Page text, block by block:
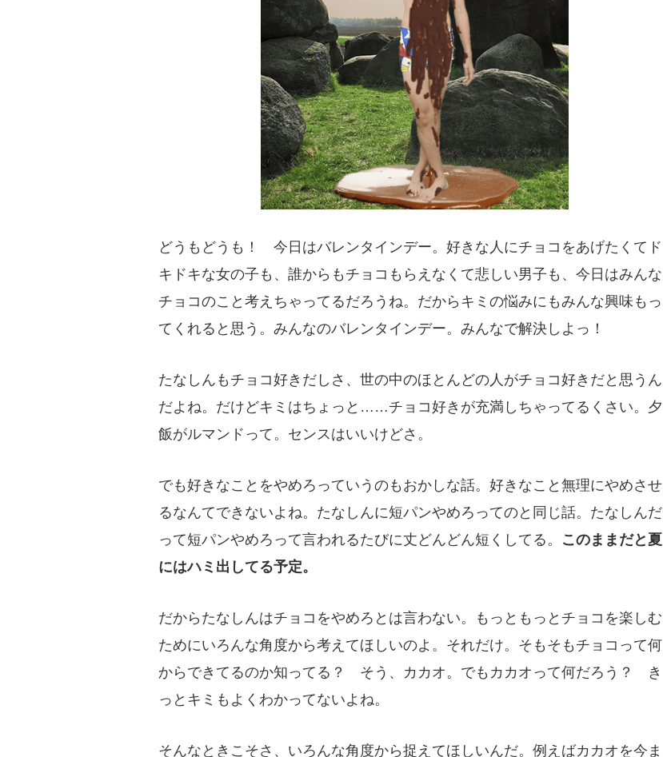
どうもどうも！ 今日はバレンタインデー。好きな人にチョコをあげたくてド
キドキな女の子も、誰からもチョコもらえなくて悲しい男子も、今日はみんな
チョコのこと考えちゃってるだろうね。だからキミの悩みにもみんな興味もっ
てくれると思う。みんなのバレンタインデー。みんなで解決しよっ！
たなしんもチョコ好きだしさ、世の中のほとんどの人がチョコ好きだと思うん
だよね。だけどキミはちょっと……チョコ好きが充満しちゃってるくさい。夕
飯がルマンドって。センスはいいけどさ。
でも好きなことをやめろっていうのもおかしな話。好きなこと無理にやめさせ
るなんてできないよね。たなしんに短パンやめろってのと同じ話。たなしんだ
って短パンやめろって言われるたびに丈どんどん短くしてる。 このままだと夏
にはハミ出してる予定。
だからたなしんはチョコをやめろとは言わない。もっともっとチョコを楽しむ
ためにいろんな角度から考えてほしいのよ。それだけ。そもそもチョコって何
からできてるのか知ってる？ そう、カカオ。でもカカオって何だろう？ き
っとキミもよくわかってないよね。
そんなときこそさ、いろんな角度から捉えてほしいんだ。例えばカカオを今ま